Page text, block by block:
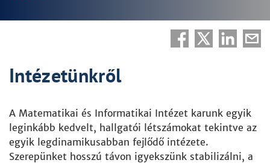
Intézetünkről
A Matematikai és Informatikai Intézet karunk egyik
leginkább kedvelt, hallgatói létszámokat tekintve az
egyik legdinamikusabban fejlődő intézete.
Szerepünket hosszú távon igyekszünk stabilizálni, a